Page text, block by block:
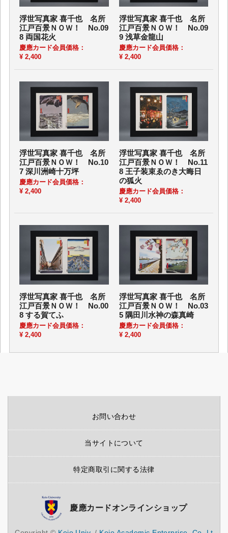
浮世写真家 喜千也 名所
江戸百景ＮＯＷ！ No.09
8 両国花火
慶應カード会員価格：
¥ 2,400
浮世写真家 喜千也 名所
江戸百景ＮＯＷ！ No.09
9 浅草金龍山
慶應カード会員価格：
¥ 2,400
浮世写真家 喜千也 名所
江戸百景ＮＯＷ！ No.10
7 深川洲崎十万坪
慶應カード会員価格：
¥ 2,400
浮世写真家 喜千也 名所
江戸百景ＮＯＷ！ No.11
8 王子装束ゑのき大晦日
の狐火
慶應カード会員価格：
¥ 2,400
浮世写真家 喜千也 名所
江戸百景ＮＯＷ！ No.00
8 する賀てふ
慶應カード会員価格：
¥ 2,400
浮世写真家 喜千也 名所
江戸百景ＮＯＷ！ No.03
5 隅田川水神の森真崎
慶應カード会員価格：
¥ 2,400
お問い合わせ
当サイトについて
特定商取引に関する法律
慶應カードオンラインショップ